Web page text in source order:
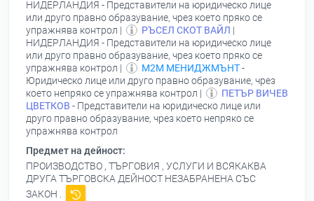
НИДЕРЛАНДИЯ - Представители на юридическо лице
или друго правно образувание, чрез което пряко се
упражнява контрол |
РЪСЕЛ СКОТ ВАЙЛ |
НИДЕРЛАНДИЯ - Представители на юридическо лице
или друго правно образувание, чрез което пряко се
упражнява контрол |
М2М МЕНИДЖМЪНТ-
Юридическо лице или друго правно образувание, чрез
което непряко се упражнява контрол |
ПЕТЪР ВИЧЕВ
ЦВЕТКОВ - Представители на юридическо лице или
друго правно образувание, чрез което непряко се
упражнява контрол
Предмет на дейност:
ПРОИЗВОДСТВО , ТЪРГОВИЯ , УСЛУГИ И ВСЯКАКВА
ДРУГА ТЪРГОВСКА ДЕЙНОСТ НЕЗАБРАНЕНА СЪС
ЗАКОН .